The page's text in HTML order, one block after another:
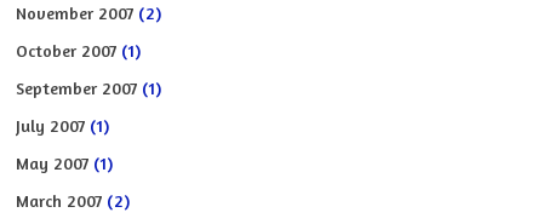
November 2007 (2)
October 2007 (1)
September 2007 (1)
July 2007 (1)
May 2007 (1)
March 2007 (2)